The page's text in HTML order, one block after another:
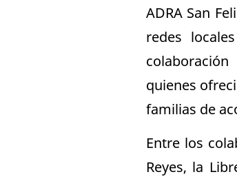
ADRA San
redes
quienes
familias de
Entre los
Reyes, la